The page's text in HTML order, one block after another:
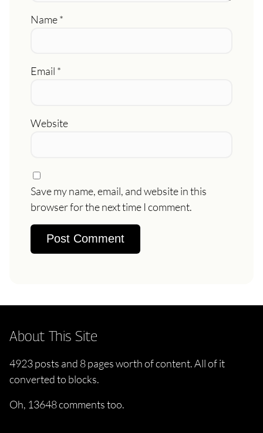
Name*
Email *
Website
Save my name, email, and website in this
browser for the next time I comment.
About This Site
4923 posts and 8 pages worth of content. All of it
converted to blocks.
Oh, 13648 comments too.